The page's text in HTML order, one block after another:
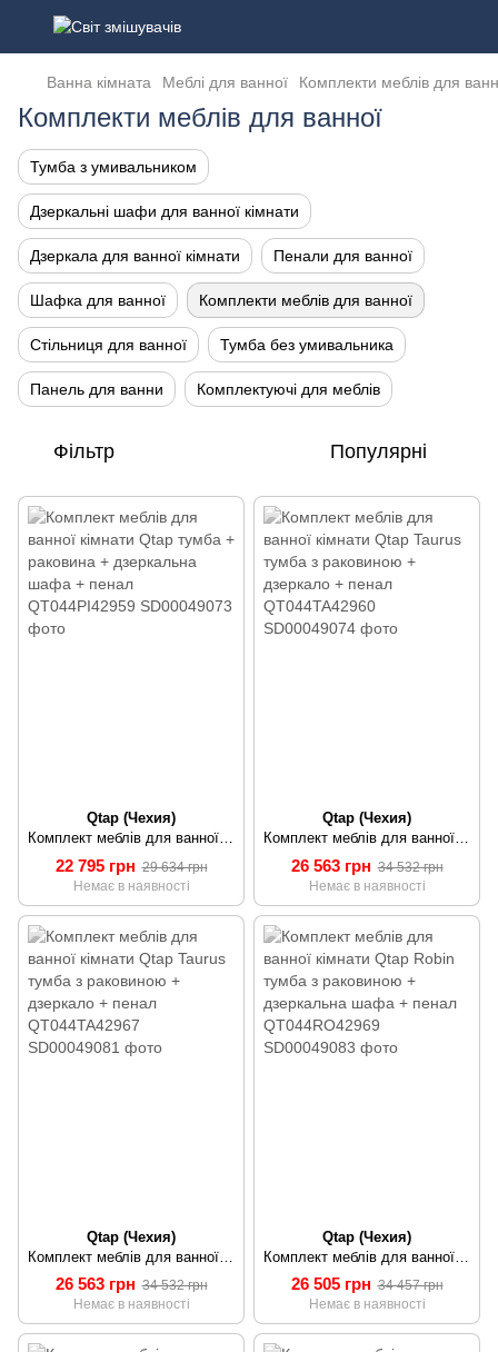
Ванна кімната Меблі для ванної Комплекти меблів для
Комплекти меблів для ванної
Тумба з умивальником
Дзеркальні шафи для ванної кімнати
Дзеркала для ванної кімнати Пенали для ванної
Шафка для ванної Комплекти меблів для ванної
Стільниця для ванної Тумба без умивальника
Панель для ванни Комплектуючі для меблів
Фільтр Популярні
Qtap (Чехия)
Комплект меблів для ванної кімнати Qtap тумба + раковина + дзеркальна шафа + пенал QT044PI42959
22 795 грн 29 634 грн
Немає в наявності
Qtap (Чехия)
Комплект меблів для ванної кімнати Qtap Taurus тумба з раковиною + дзеркало + пенал QT044TA42960
26 563 грн 34 532 грн
Немає в наявності
Qtap (Чехия)
26 563 грн 34 532 грн
Немає в наявності
Qtap (Чехия)
26 505 грн 34 457 грн
Немає в наявності